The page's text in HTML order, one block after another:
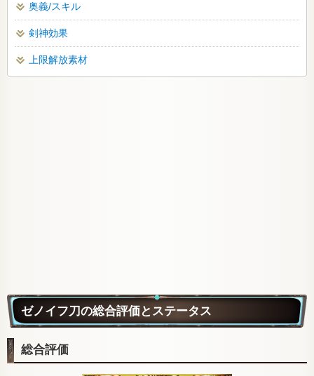
奥義/スキル
剣神効果
上限解放素材
ゼノイフ刀の総合評価とステータス
総合評価